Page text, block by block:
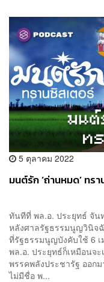
5 ตุลาคม 2022
มนต์รัก ‘ถ่านหมด’ ทร
ทันทีที่ พล.อ. ประยุทธ์ จั
หลังศาลรัฐธรรมนูญวินิจ
ที่รัฐธรรมนูญบังคับใช้ 6
พล.อ. ประยุทธ์ก็เหมือนจะ
พรรคพลังประชารัฐ ออก
ไม่มีชื่อ พ...